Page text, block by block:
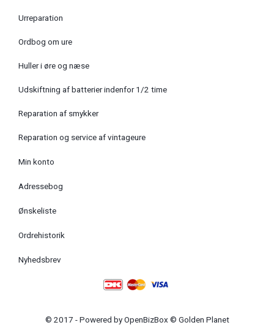
Urreparation
Ordbog om ure
Huller i øre og næse
Udskiftning af batterier indenfor 1/2 time
Reparation af smykker
Reparation og service af vintageure
Min konto
Adressebog
Ønskeliste
Ordrehistorik
Nyhedsbrev
© 2017 - Powered byOpenBizBox © Golden Planet